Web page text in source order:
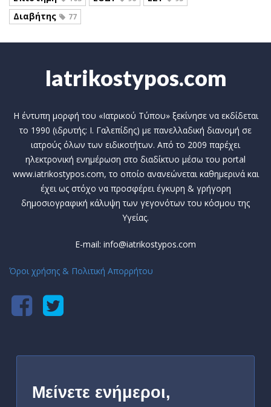
Διαβήτης 77
Iatrikostypos.com
Η έντυπη μορφή του «Ιατρικού Τύπου» ξεκίνησε να εκδίδεται
το 1990 (ιδρυτής: Ι. Γαλεπίδης) με πανελλαδική διανομή σε
ιατρούς όλων των ειδικοτήτων. Από το 2009 παρέχει
ηλεκτρονική ενημέρωση στο διαδίκτυο μέσω του portal
www.iatrikostypos.com, το οποίο ανανεώνεται καθημερινά και
έχει ως στόχο να προσφέρει έγκυρη & γρήγορη
δημοσιογραφική κάλυψη των γεγονότων του κόσμου της
Υγείας.
E-mail: info@iatrikostypos.com
Όροι χρήσης & Πολιτική Απορρήτου
Μείνετε ενήμεροι,